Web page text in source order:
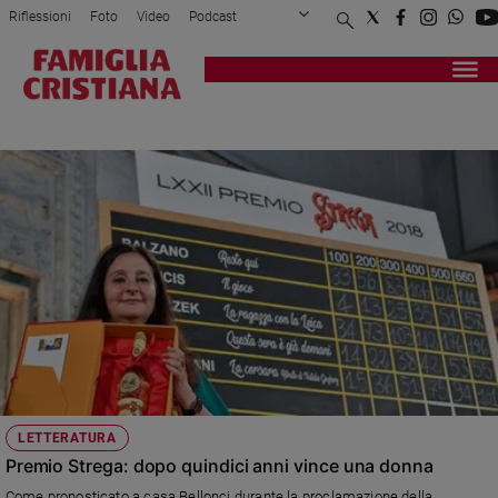
Attualità
Politica
Mondo
e
Sport
Interviste
Papa
Papa
Riflessioni Foto Video Podcast
Privacy Policy Chi siamo
Registrati Redazione
LETTERATURA
Premio Strega: dopo quindici anni vince una donna